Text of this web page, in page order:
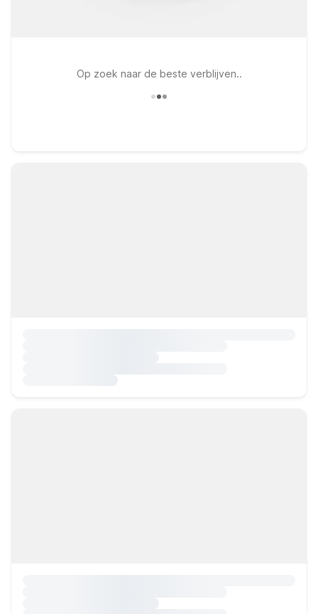
Op zoek naar de beste verblijven..